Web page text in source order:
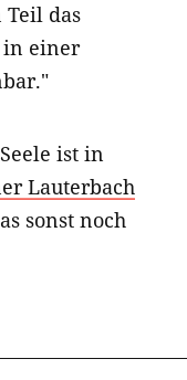
das
in einer
ist in
Lauterbach
sonst noch